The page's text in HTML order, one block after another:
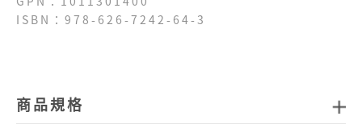
ISBN：978-626-7242-64-3
商品規格